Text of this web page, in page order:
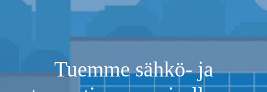
Tuemme sähkö- ja